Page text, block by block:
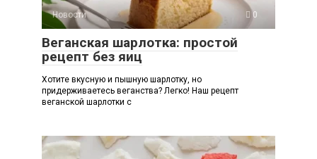
Новости 0
Веганская шарлотка: простой
рецепт без яиц
Хотите вкусную и пышную шарлотку, но
придерживаетесь веганства? Легко! Наш рецепт
веганской шарлотки с